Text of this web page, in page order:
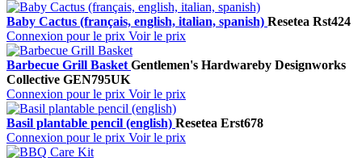
Baby Cactus (français, english, italian, spanish) Resetea Rst424
Connexion pour le prix Voir le prix
Barbecue Grill Basket Gentlemen's Hardwareby Designworks
Collective GEN795UK
Connexion pour le prix Voir le prix
Basil plantable pencil (english) Resetea Erst678
Connexion pour le prix Voir le prix